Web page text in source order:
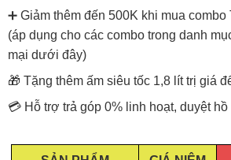
➕ Giảm thêm đến 500K khi mua
(áp dụng cho các combo trong danh
mại dưới đây)
🎁 Tặng thêm ấm siêu tốc 1,8 lít trị giá
💳 Hỗ trợ trả góp 0% linh hoạt, duyệt